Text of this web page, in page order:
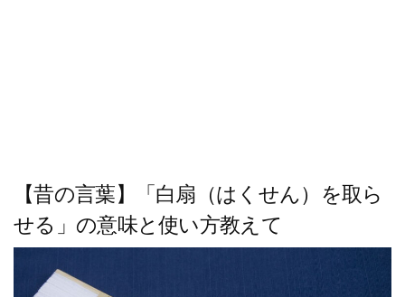
【昔の言葉】「白扇（はくせん）を取ら
せる」の意味と使い方教えて